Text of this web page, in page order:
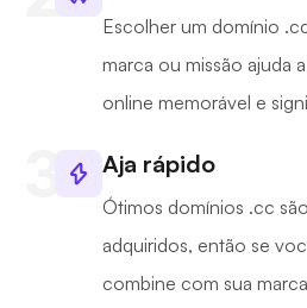
Escolher um domínio
marca ou missão ajuda
online memorável e
Aja rápido
Ótimos domínios .cc
adquiridos, então se
combine com sua